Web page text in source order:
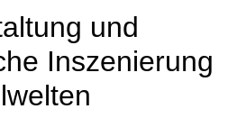
und
Inszenierung